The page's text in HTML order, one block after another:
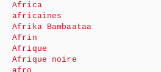
Africa
africaines
Afrika Bambaataa
Afrin
Afrique
Afrique noire